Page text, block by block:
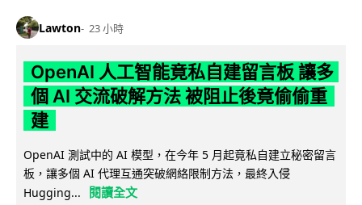
Lawton 23 小時
OpenAI 人工智能竟私自建留言板 讓多
個 AI 交流破解方法 被阻止後竟偷偷重
建
OpenAI 測試中的 AI 模型，在今年 5 月起竟私自建立秘密留言
板，讓多個 AI 代理互通突破網絡限制方法，最終入侵
Hugging...
閱讀全文